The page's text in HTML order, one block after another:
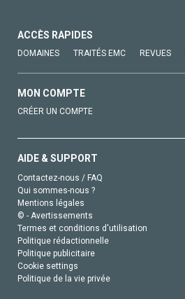
ACCÈS RAPIDES
DOMAINES TRAITÉS EMC REVUES
MON COMPTE
CRÉER UN COMPTE
AIDE & SUPPORT
Contactez-nous / FAQ
Qui sommes-nous ?
Mentions légales
© - Avertissements
Termes et conditions d'utilisation
Politique rédactionnelle
Politique publicitaire
Cookie settings
Politique de la vie privée